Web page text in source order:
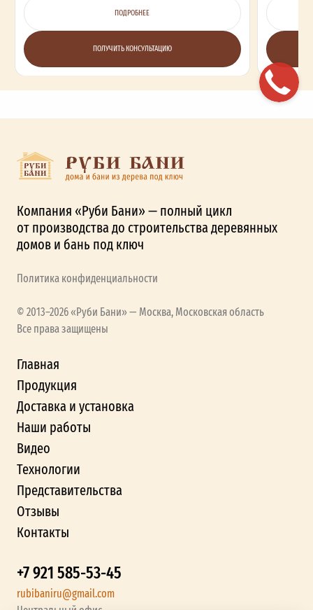
ПОДРОБНЕЕ
ПОЛУЧИТЬ КОНСУЛЬТАЦИЮ
Компания «Руби Бани» — полный цикл
от производства до строительства деревянных
домов и бань под ключ
Политика конфиденциальности
© 2013–2026 «Руби Бани» — Москва, Московская область
Все права защищены
Главная
Продукция
Доставка и установка
Наши работы
Видео
Технологии
Представительства
Отзывы
Контакты
+7 921 585-53-45
rubibaniru@gmail.com